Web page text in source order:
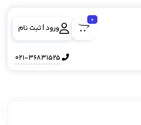
0
ورود | ثبت نام
021-36831525